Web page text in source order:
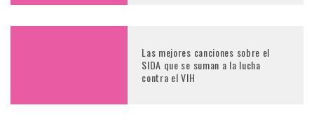
Las mejores canciones sobre el
SIDA que se suman a la lucha
contra el VIH